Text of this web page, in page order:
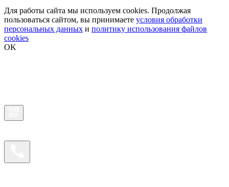
Для работы сайта мы используем cookies. Продолжая
пользоваться сайтом, вы принимаете условия обработки
персональных данных и политику использования файлов
cookies
OK